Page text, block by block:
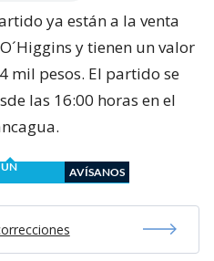
ya están a la venta
y tienen un valor
mil pesos. El partido se
las 16:00 horas en el
UN
AVÍSANOS